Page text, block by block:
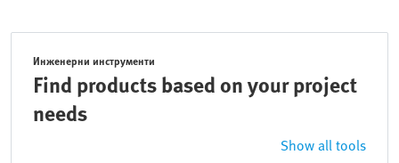
Инженерни инструменти
Find products based on your project
needs
Show all tools